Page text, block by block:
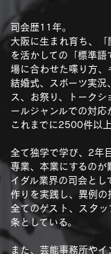
司会歴11年。
大阪に生まれ育ち、「
を活かしての「標準
場に合わせた喋り方、
結婚式、スポーツ実況
ス、お祭り、トーク
ールジャンルでの対応
これまでに2500件以
全て独学で学び、2年
専業、本業にするのが
イダル業界の司会とし
作りを実践し、異例の
全てのゲスト、スタ
条としている。
また、芸能事務所や